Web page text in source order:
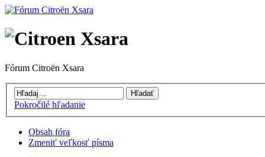
Fórum Citroën Xsara
Pokročilé hľadanie
Obsah fóra
Zmeniť veľkosť písma